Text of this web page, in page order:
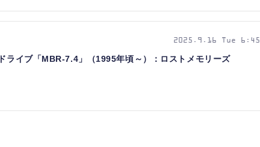
ライブ「MBR-7.4」（1995年頃～）：ロストメモリーズ
2025.9.16 Tue 6:45